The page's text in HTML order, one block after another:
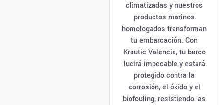
climatizadas y nuestros
productos marinos
homologados transforman
tu embarcación. Con
Krautic Valencia, tu barco
lucirá impecable y estará
protegido contra la
corrosión, el óxido y el
biofouling, resistiendo las